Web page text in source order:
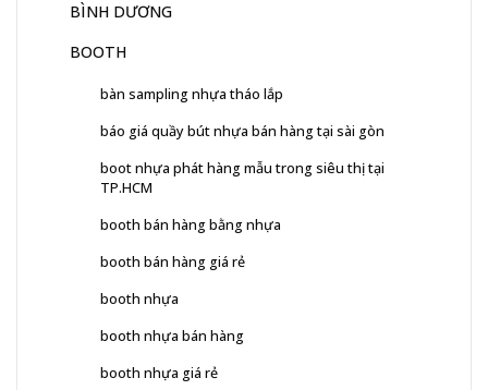
BÌNH DƯƠNG
BOOTH
bàn sampling nhựa tháo lắp
báo giá quầy bút nhựa bán hàng tại sài gòn
boot nhựa phát hàng mẫu trong siêu thị tại
TP.HCM
booth bán hàng bằng nhựa
booth bán hàng giá rẻ
booth nhựa
booth nhựa bán hàng
booth nhựa giá rẻ